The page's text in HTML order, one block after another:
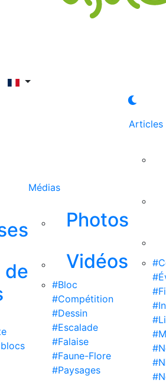
de
Médias
Photos
Vidéos
#Bloc
#Compétition
#Dessin
#Escalade
#Falaise
#Faune-Flore
#Paysages
Articles